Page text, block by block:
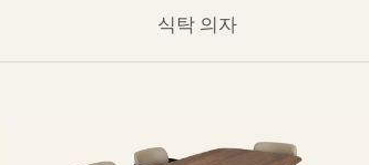
식탁 의자